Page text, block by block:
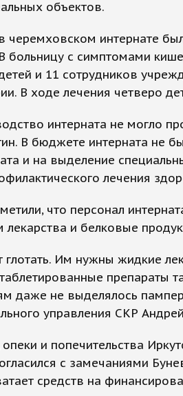
объектов.
черемховском интернате
больницу с симптомами
и 11 сотрудников
В ходе лечения четверо
интерната не могло
В бюджете интерната не
и на выделение
лечения
что персонал
лекарства и белковые
глотать. Им нужны жидкие
препараты
даже не выделялось
управления СКР
и попечительства
с замечаниями
средств на